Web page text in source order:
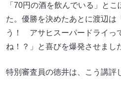
「70円の酒を飲んでいる」と
た。優勝を決めたあとに渡辺は
う！ アサヒスーパードライっ
ね！？」と喜びを爆発させまし
特別審査員の徳井は、こう講評